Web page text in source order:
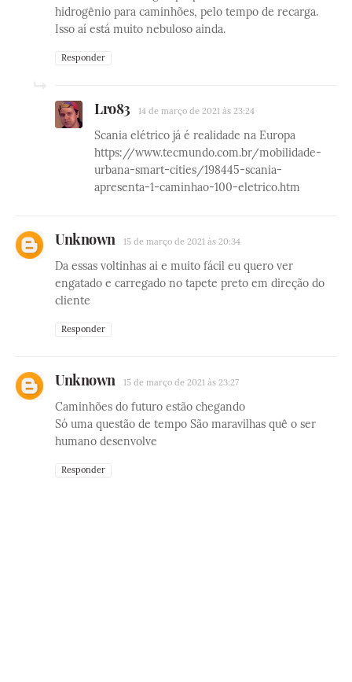
hidrogênio para caminhões, pelo tempo de recarga.
Isso aí está muito nebuloso ainda.
Responder
Lro83 14 de março de 2021 às 23:24
Scania elétrico já é realidade na Europa
https://www.tecmundo.com.br/mobilidade-
urbana-smart-cities/198445-scania-
apresenta-1-caminhao-100-eletrico.htm
Unknown 15 de março de 2021 às 20:34
Da essas voltinhas ai e muito fácil eu quero ver
engatado e carregado no tapete preto em direção do
cliente
Responder
Unknown 15 de março de 2021 às 23:27
Caminhões do futuro estão chegando
Só uma questão de tempo São maravilhas quê o ser
humano desenvolve
Responder